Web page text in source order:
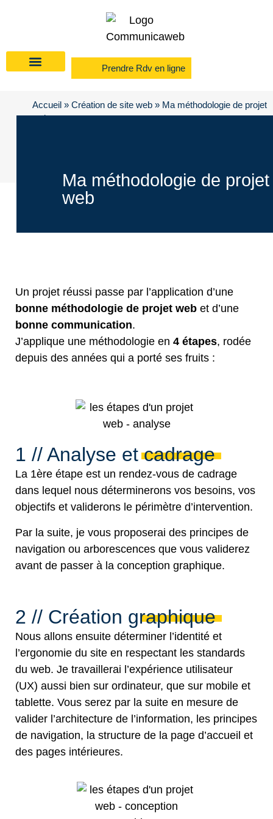
Prendre Rdv en ligne
Accueil» Création de site web» Ma méthodologie de projet
web
Ma méthodologie de projet
web
Un projet réussi passe par l’application d’une
bonne méthodologie de projet web et d’une
bonne communication.
J’applique une méthodologie en 4 étapes, rodée
depuis des années qui a porté ses fruits :
1 // Analyse et cadrage
La 1ère étape est un rendez-vous de cadrage
dans lequel nous déterminerons vos besoins, vos
objectifs et validerons le périmètre d’intervention.
Par la suite, je vous proposerai des principes de
navigation ou arborescences que vous validerez
avant de passer à la conception graphique.
2 // Création graphique
Nous allons ensuite déterminer l’identité et
l’ergonomie du site en respectant les standards
du web. Je travaillerai l’expérience utilisateur
(UX) aussi bien sur ordinateur, que sur mobile et
tablette. Vous serez par la suite en mesure de
valider l’architecture de l’information, les principes
de navigation, la structure de la page d’accueil et
des pages intérieures.